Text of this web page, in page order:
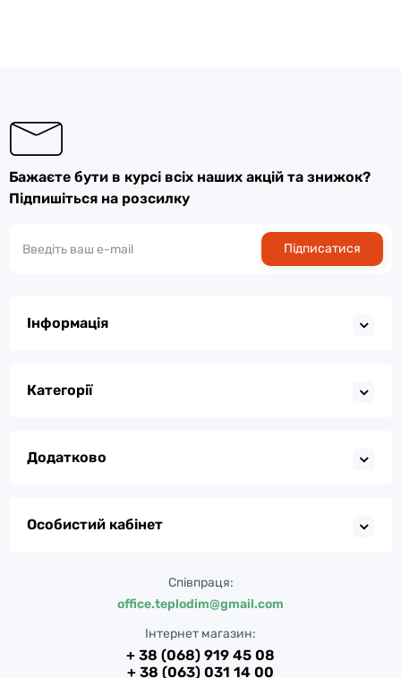
Бажаєте бути в курсі всіх наших акцій та знижок?
Підпишіться на розсилку
Підписатися
Інформація
Категорії
Додатково
Особистий кабінет
Співпраця:
office.teplodim@gmail.com
Інтернет магазин:
+ 38 (068) 919 45 08
+ 38 (063) 031 14 00